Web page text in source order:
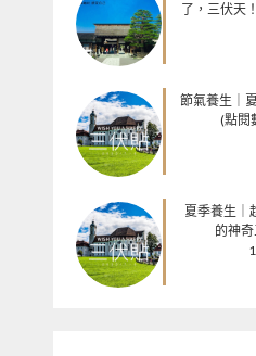
了，三伏天
節氣養生｜
(點閱
夏季養生｜
的神